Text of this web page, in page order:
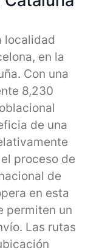
localidad
en la
Con una
8,230
de una
proceso de
de
en esta
permiten un
Las rutas